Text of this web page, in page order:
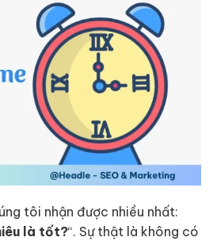
tôi nhận được nhiều nhất:
là tốt?“. Sự thật là không có